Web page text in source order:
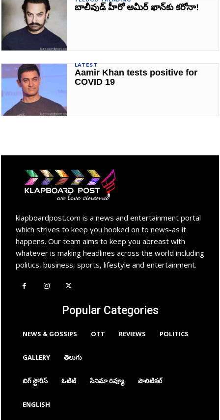
బాలీవుడ్‌ హీరో అమీర్‌ ఖాన్‌కు కరోనా!
LATEST
Aamir Khan tests positive for
COVID 19
klapboardpost.com is a news and entertainment portal
which strives to keep you hooked on to news-as it
happens. Our team aims to keep you abreast with
whatever is making headlines across the world including
politics, business, sports, lifestyle and entertainment.
Popular Categories
NEWS & GOSSIPS OTT REVIEWS POLITICS
GALLERY తెలుగు
బిగ్ స్టోరీస్ ఓటిటి సినిమా రివ్యూ పొలిటికల్
ENGLISH